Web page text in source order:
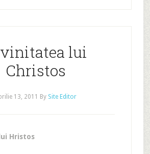
lui
Christos
13, 2011 By Site Editor
Hristos